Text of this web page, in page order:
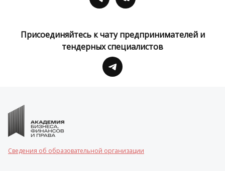
Присоединяйтесь к чату предпринимателей и
тендерных специалистов
Сведения об образовательной организации